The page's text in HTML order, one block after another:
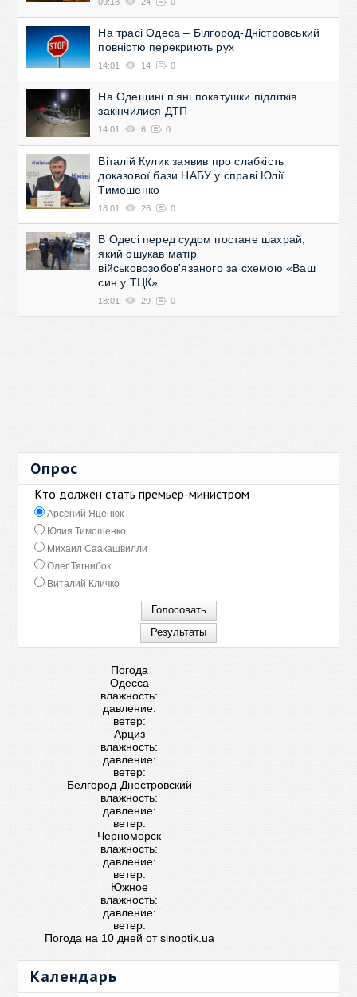
На трасі Одеса – Білгород-Дністровський
повністю перекриють рух
14:01 14 0
На Одещині п'яні покатушки підлітків
закінчилися ДТП
14:01 6 0
Віталій Кулик заявив про слабкість
доказової бази НАБУ у справі Юлії
Тимошенко
18:01 26 0
В Одесі перед судом постане шахрай,
який ошукав матір
військовозобов'язаного за схемою «Ваш
син у ТЦК»
18:01 29 0
Опрос
Кто должен стать премьер-министром
Арсений Яценюк
Юлия Тимошенко
Михаил Саакашвилли
Олег Тягнибок
Виталий Кличко
Погода
Одесса
влажность:
давление:
ветер:
Арциз
влажность:
давление:
ветер:
Белгород-Днестровский
влажность:
давление:
ветер:
Черноморск
влажность:
давление:
ветер:
Южное
влажность:
давление:
ветер:
Погода на 10 дней отsinoptik.ua
Календарь